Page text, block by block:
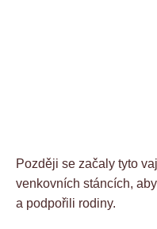
Později se začaly tyto
venkovních stáncích,
a podpořili rodiny.